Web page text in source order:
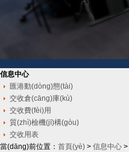
信息中心
匯港動(dòng)態(tài)
交收倉(cāng)庫(kù)
交收費(fèi)用
質(zhì)檢機(jī)構(gòu)
交收用表
當(dāng)前位置： 首頁(yè) > 信息中心 >